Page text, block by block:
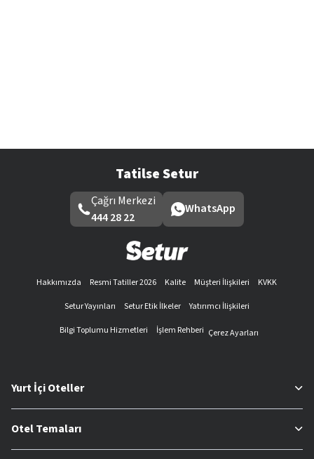
Tatilse Setur
Çağrı Merkezi
444 28 22
WhatsApp
Hakkımızda Resmi Tatiller 2026 Kalite Müşteri İlişkileri
KVKK
Setur Yayınları
Setur Etik İlkeler
Yatırımcı İlişkileri
Bilgi Toplumu Hizmetleri
İşlem Rehberi Çerez Ayarları
Yurt İçi Oteller
Otel Temaları